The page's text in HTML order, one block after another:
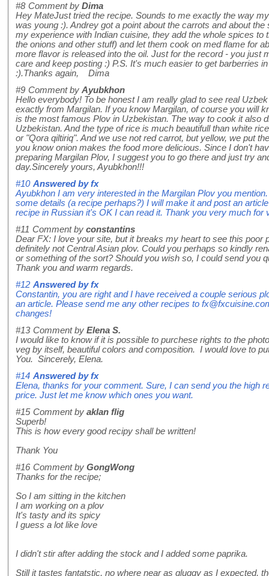
#8 Comment by Dima
Hey MateJust tried the recipe. Sounds to me exactly the way
was young :). Andrey got a point about the carrots and about
my experience with Indian cuisine, they add the whole spices to
the onions and other stuff) and let them cook on med flame for
more flavor is released into the oil. Just for the record - you just
care and keep posting :) P.S. It's much easier to get barberries
:).Thanks again, Dima
#9 Comment by Ayubkhon
Hello everybody! To be honest I am really glad to see real
exactly from Margilan. If you know Margilan, of course you will
is the most famous Plov in Uzbekistan. The way to cook it also
Uzbekistan. And the type of rice is much beautifull than white
or "Qora qiltiriq". And we use not red carrot, but yellow, we put
you know onion makes the food more delicious. Since I don't
preparing Margilan Plov, I suggest you to go there and just try
day.Sincerely yours, Ayubkhon!!!
#10 Answered byfx
Ayubkhon I am very interested in the Margilan Plov you
some details (a recipe perhaps?) I will make it and post an
recipe in Russian it's OK I can read it. Thank you very much for
#11 Comment by constantins
Dear FX: I love your site, but it breaks my heart to see this poor
definitely not Central Asian plov. Could you perhaps so kindly
or something of the sort? Should you wish so, I could send you
Thank you and warm regards.
#12 Answered byfx
Constantin, you are right and I have received a couple serious
an article. Please send me any other recipes to
changes!
#13 Comment by Elena S.
I would like to know if it is possible to purchese rights to the
veg by itself, beautiful colors and composition. I would love to
You. Sincerely, Elena.
#14 Answered byfx
Elena, thanks for your comment. Sure, I can send you the high
price. Just let me know which ones you want.
#15 Comment by aklan flig
Superb!
This is how every good recipy shall be written!
Thank You
#16 Comment by GongWong
Thanks for the recipe;
So I am sitting in the kitchen
I am working on a plov
It's tasty and its spicy
I guess a lot like love
I didn't stir after adding the stock and I added some paprika.
Still it tastes fantatstic, no where near as gluggy as I expected,